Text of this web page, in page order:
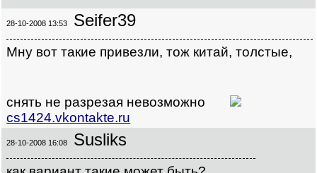
28-10-2008 13:53 Seifer39
Мну вот такие привезли, тож китай, толстые,
снять не разрезая невозможно
cs1424.vkontakte.ru
28-10-2008 16:08 Susliks